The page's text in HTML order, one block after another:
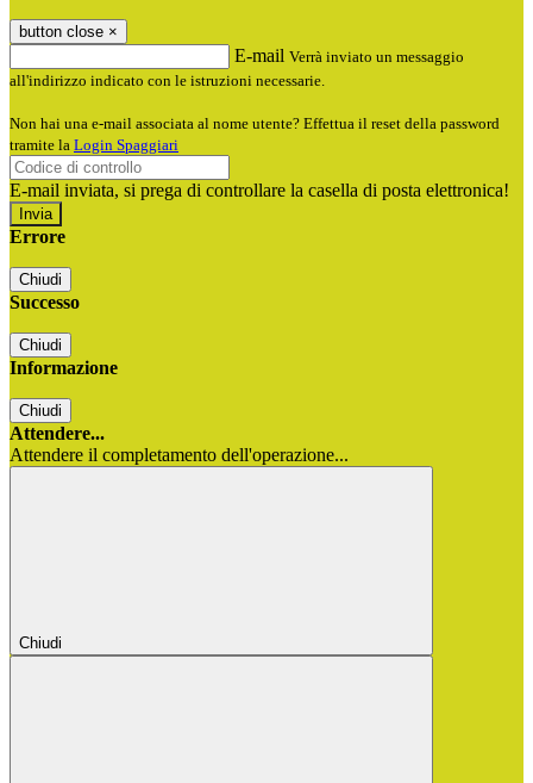
button close ×
E-mail Verrà inviato un messaggio
all'indirizzo indicato con le istruzioni necessarie.
Non hai una e-mail associata al nome utente? Effettua il reset della password
tramite la Login Spaggiari
E-mail inviata, si prega di controllare la casella di posta elettronica!
Errore
Chiudi
Successo
Chiudi
Informazione
Chiudi
Attendere...
Attendere il completamento dell'operazione...
Chiudi